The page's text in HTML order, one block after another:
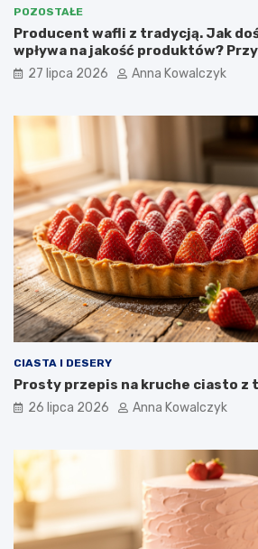
POZOSTAŁE
Producent wafli z tradycją. Jak
wpływa na jakość produktów?
27 lipca 2026 Anna Kowalczyk
CIASTA I DESERY
Prosty przepis na kruche ciasto z
26 lipca 2026 Anna Kowalczyk